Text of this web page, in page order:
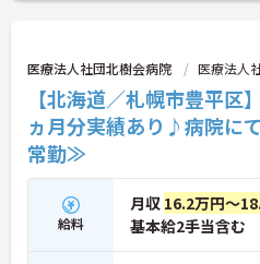
医療法人社団北樹会病院 医療法人
【北海道／札幌市豊平区
ヵ月分実績あり♪病院に
常勤≫
給料
月収 16.2万円～
基本給2手当含む